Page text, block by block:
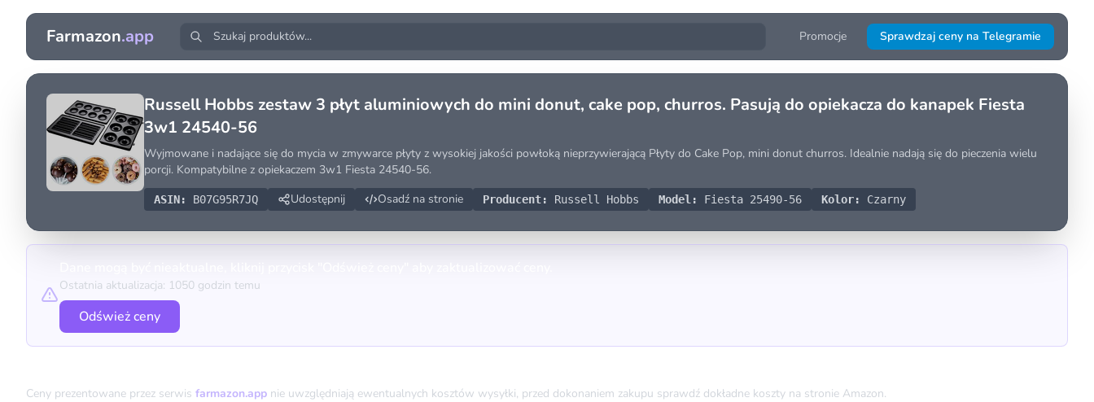
Farmazon.app Promocje Sprawdzaj ceny na Telegramie
Russell Hobbs zestaw 3 płyt aluminiowych do mini donut, cake pop, churros. Pasują do opiekacza do kanapek Fiesta
3w1 24540-56
Wyjmowane i nadające się do mycia w zmywarce płyty z wysokiej jakości powłoką nieprzywierającą Płyty do Cake Pop, mini donut churros. Idealnie nadają się do pieczenia wielu
porcji. Kompatybilne z opiekaczem 3w1 Fiesta 24540-56.
ASIN: B07G95R7JQ Udostępnij Osadź na stronie Producent: Russell Hobbs Model: Fiesta 25490-56 Kolor: Czarny
Ostatnia aktualizacja: 1050 godzin temu
Odśwież ceny
Ceny prezentowane przez serwis farmazon.app nie uwzględniają ewentualnych kosztów wysyłki, przed dokonaniem zakupu sprawdź dokładne koszty na stronie Amazon.